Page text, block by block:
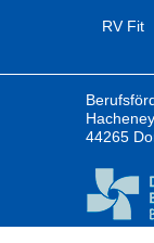
RV Fit
44265